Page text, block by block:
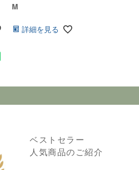
M
詳細を見る
ベストセラー
人気商品のご紹介